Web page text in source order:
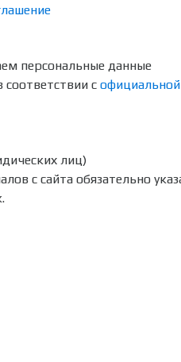
персональные данные
соответствии с официальной
с сайта обязательно